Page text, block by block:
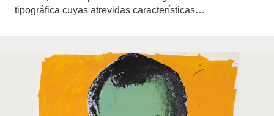
tipográfica cuyas atrevidas características…